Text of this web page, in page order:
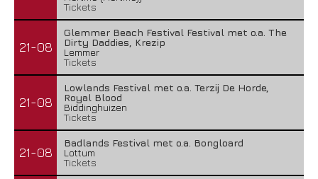
Tickets
21-08
Glemmer Beach Festival Festival met o.a. The
Dirty Daddies, Krezip
Lemmer
Tickets
21-08
Lowlands Festival met o.a. Terzij De Horde,
Royal Blood
Biddinghuizen
Tickets
21-08
Badlands Festival met o.a. Bongloard
Lottum
Tickets